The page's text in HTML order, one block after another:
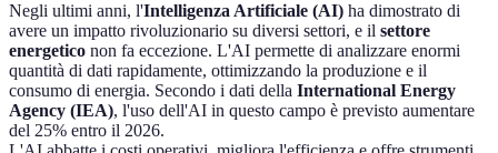
Negli ultimi anni, l'Intelligenza Artificiale (AI) ha dimostrato di
avere un impatto rivoluzionario su diversi settori, e il settore
energetico non fa eccezione. L'AI permette di analizzare enormi
quantità di dati rapidamente, ottimizzando la produzione e il
consumo di energia. Secondo i dati della International Energy
Agency (IEA), l'uso dell'AI in questo campo è previsto aumentare
del 25% entro il 2026.